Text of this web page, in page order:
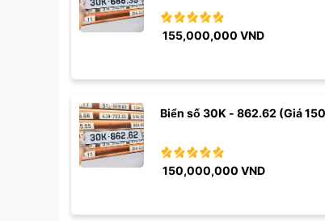
155,000,000 VND
Biển số 30K - 862.62 (Giá
150,000,000 VND